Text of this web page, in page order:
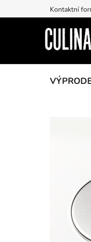
na
Kontaktní